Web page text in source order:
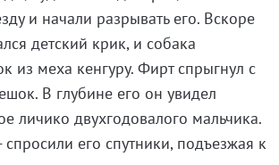
и начали разрывать его. Вскоре
детский крик, и собака
из меха кенгуру. Фирт спрыгнул с
В глубине его он увидел
личико двухгодовалого мальчика.
спросили его спутники, подъезжая к